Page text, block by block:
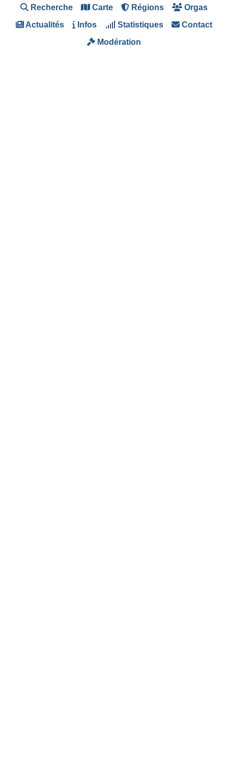
Recherche Carte Régions Orgas
Actualités Infos Statistiques Contact
Modération